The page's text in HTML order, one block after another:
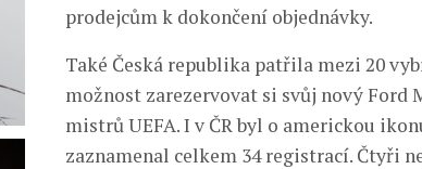
prodejcům k dokončení objednávky.
Také Česká republika patřila mezi 20
možnost zarezervovat si svůj nový Ford
mistrů UEFA. I v ČR byl o americkou
zaznamenal celkem 34 registrací. Čtyři